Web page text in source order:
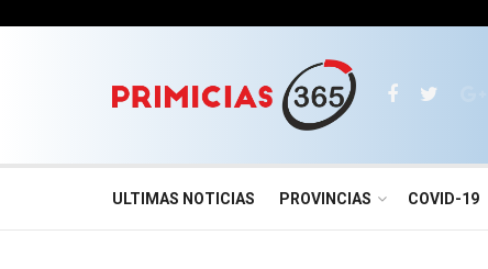
ULTIMAS NOTICIAS PROVINCIAS COVID-19